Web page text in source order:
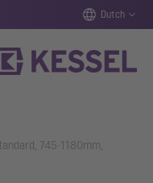
Dutch
745-1180mm,